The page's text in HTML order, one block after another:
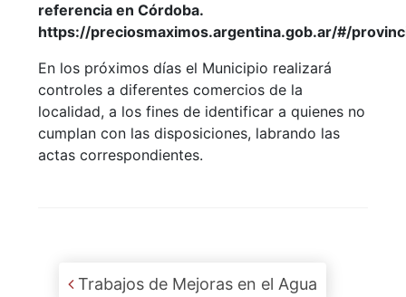
referencia en Córdoba.
https://preciosmaximos.argentina.gob.ar/#/
En los próximos días el Municipio realizará
controles a diferentes comercios de la
localidad, a los fines de identificar a quienes no
cumplan con las disposiciones, labrando las
actas correspondientes.
Post navigation
Trabajos de Mejoras en el Agua